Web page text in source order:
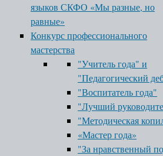
языков СКФО «Мы разные, но
равные»
Конкурс профессионального
мастерства
"Учитель года" и
"Педагогический
"Воспитатель года"
"Лучший
"Методическая
«Мастер года»
"За нравственный